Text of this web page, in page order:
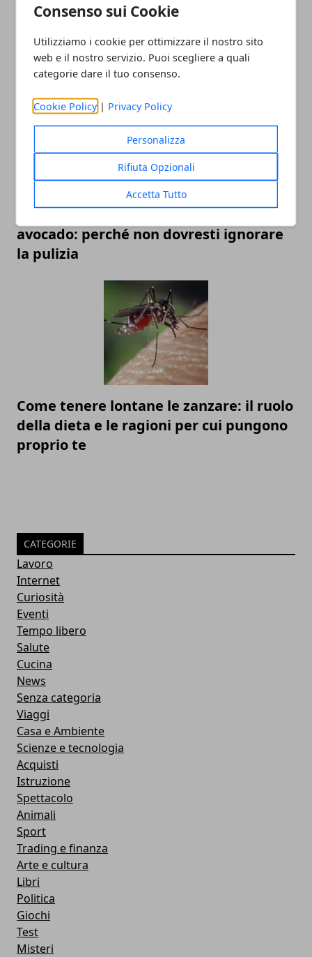
Consenso sui Cookie
Utilizziamo i cookie per ottimizzare il nostro sito
web e il nostro servizio. Puoi scegliere a quali
categorie dare il tuo consenso.
Cookie Policy | Privacy Policy
Personalizza
Rifiuta Opzionali
Accetta Tutto
I migliori lavori da fare da casa nel 2025
La verità sulla buccia di banane e
avocado: perché non dovresti ignorare
la pulizia
Come tenere lontane le zanzare: il ruolo
della dieta e le ragioni per cui pungono
proprio te
CATEGORIE
Lavoro
Internet
Curiosità
Eventi
Tempo libero
Salute
Cucina
News
Senza categoria
Viaggi
Casa e Ambiente
Scienze e tecnologia
Acquisti
Istruzione
Spettacolo
Animali
Sport
Trading e finanza
Arte e cultura
Libri
Politica
Giochi
Test
Misteri